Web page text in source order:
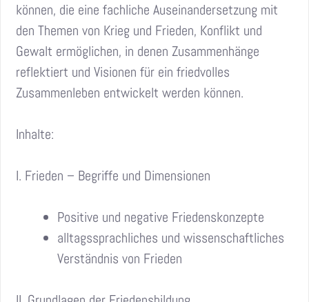
können, die eine fachliche Auseinandersetzung mit
den Themen von Krieg und Frieden, Konflikt und
Gewalt ermöglichen, in denen Zusammenhänge
reflektiert und Visionen für ein friedvolles
Zusammenleben entwickelt werden können.
Inhalte:
I. Frieden – Begriffe und Dimensionen
Positive und negative Friedenskonzepte
alltagssprachliches und wissenschaftliches
Verständnis von Frieden